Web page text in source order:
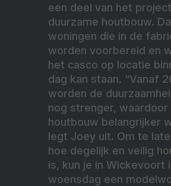
een deel van het
duurzame houtbouw.
woningen die in de
worden voorbereid en
het casco op locatie
dag kan staan. “Vanaf
worden de
nog strenger, waardoor
houtbouw belangrijker
legt Joey uit. Om te
hoe degelijk en veilig
is, kun je in Wickevoort
woensdag een